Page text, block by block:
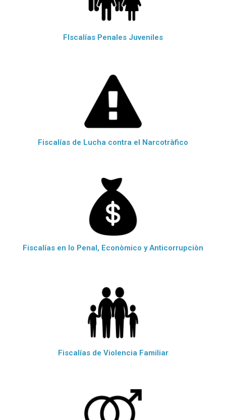
FIscalías Penales Juveniles
Fiscalías de Lucha contra el Narcotràfico
Fiscalías en lo Penal, Econòmico y Anticorrupciòn
Fiscalías de Violencia Familiar